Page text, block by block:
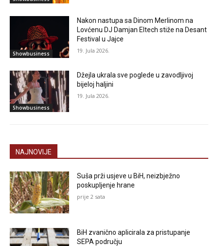
Showbusiness
Nakon nastupa sa Dinom Merlinom na
Lovćenu DJ Damjan Eltech stiže na Desant
Festival u Jajce
19. Jula 2026.
Showbusiness
Džejla ukrala sve poglede u zavodljivoj
bijeloj haljini
19. Jula 2026.
NAJNOVIJE
Suša prži usjeve u BiH, neizbježno
poskupljenje hrane
prije 2 sata
BiH zvanično aplicirala za pristupanje
SEPA području